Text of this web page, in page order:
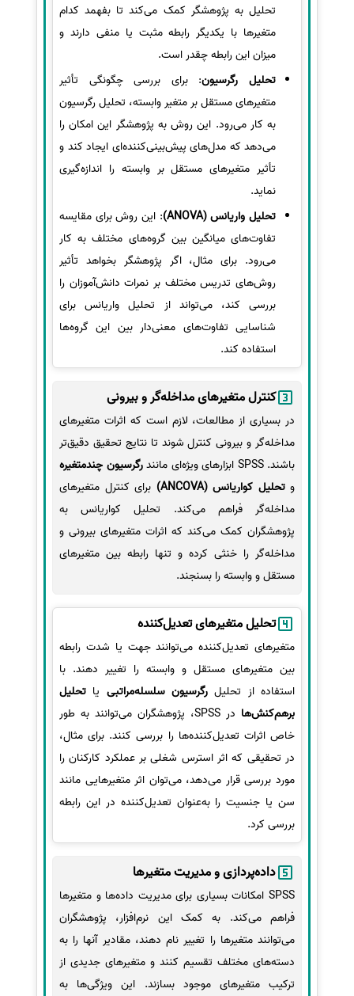
تحلیل به پژوهشگر کمک می‌کند تا بفهمد کدام
متغیرها با یکدیگر رابطه مثبت یا منفی دارند و
میزان این رابطه چقدر است.
تحلیل رگرسیون: برای بررسی چگونگی تأثیر
متغیرهای مستقل بر متغیر وابسته، تحلیل رگرسیون
به کار می‌رود. این روش به پژوهشگر این امکان را
می‌دهد که مدل‌های پیش‌بینی‌کننده‌ای ایجاد کند و
تأثیر متغیرهای مستقل بر وابسته را اندازه‌گیری
نماید.
تحلیل واریانس (ANOVA)
: این روش برای مقایسه
تفاوت‌های میانگین بین گروه‌های مختلف به کار
می‌رود. برای مثال، اگر پژوهشگر بخواهد تأثیر
روش‌های تدریس مختلف بر نمرات دانش‌آموزان را
بررسی کند، می‌تواند از تحلیل واریانس برای
شناسایی تفاوت‌های معنی‌دار بین این گروه‌ها
استفاده کند.
کنترل متغیرهای مداخله‌گر و بیرونی
در بسیاری از مطالعات، لازم است که اثرات متغیرهای
مداخله‌گر و بیرونی کنترل شوند تا نتایج تحقیق دقیق‌تر
باشند. SPSS ابزارهای ویژه‌ای مانند
رگرسیون چندمتغیره
وتحلیل کواریانس (ANCOVA)
برای کنترل متغیرهای
مداخله‌گر فراهم می‌کند. تحلیل کواریانس به
پژوهشگران کمک می‌کند که اثرات متغیرهای بیرونی و
مداخله‌گر را خنثی کرده و تنها رابطه بین متغیرهای
مستقل و وابسته را بسنجند.
تحلیل متغیرهای تعدیل‌کننده
متغیرهای تعدیل‌کننده می‌توانند جهت یا شدت رابطه
بین متغیرهای مستقل و وابسته را تغییر دهند. با
استفاده از تحلیل رگرسیون سلسله‌مراتبی یا تحلیل
برهم‌کنش‌ها
در SPSS، پژوهشگران می‌توانند به طور
خاص اثرات تعدیل‌کننده‌ها را بررسی کنند. برای مثال،
در تحقیقی که اثر استرس شغلی بر عملکرد کارکنان را
مورد بررسی قرار می‌دهد، می‌توان اثر متغیرهایی مانند
سن یا جنسیت را به‌عنوان تعدیل‌کننده در این رابطه
بررسی کرد.
داده‌پردازی و مدیریت متغیرها
SPSS امکانات بسیاری برای مدیریت داده‌ها و متغیرها
فراهم می‌کند. به کمک این نرم‌افزار، پژوهشگران
می‌توانند متغیرها را تغییر نام دهند، مقادیر آنها را به
دسته‌های مختلف تقسیم کنند و متغیرهای جدیدی از
ترکیب متغیرهای موجود بسازند. این ویژگی‌ها به